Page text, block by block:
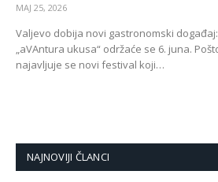
МАЈ 25, 2026
Valjevo dobija novi gastronomski
„aVAntura ukusa“ održaće se 6. juna.
najavljuje se novi festival koji…
NAJNOVIJI ČLANCI